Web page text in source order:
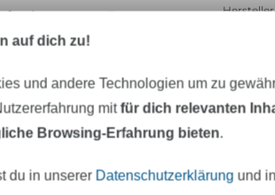
von Damen-,
Outdoor sowie von Wäsche
auf dich zu!
und andere Technologien um zu
mitfür dich relevanten
Browsing-Erfahrung bieten.
du in unserer Datenschutzerklärung und